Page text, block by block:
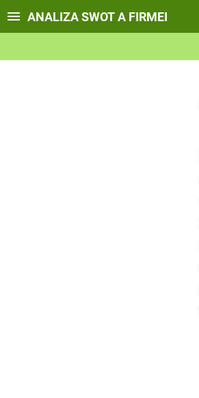
ANALIZA SWOT A FIRMEI